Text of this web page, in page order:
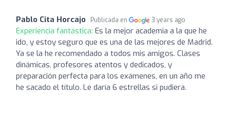
Pablo Cita Horcajo Publicada en 3 years ago
Experiencia fantástica: Es la mejor academia a la que he
ido, y estoy seguro que es una de las mejores de Madrid.
Ya se la he recomendado a todos mis amigos. Clases
dinámicas, profesores atentos y dedicados, y
preparación perfecta para los exámenes, en un año me
he sacado el título. Le daría 6 estrellas si pudiera.